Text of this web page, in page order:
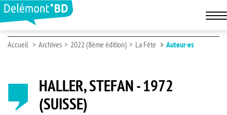
Accueil Archives 2022 (8ème édition) La Fête Auteur·es
HALLER, STEFAN - 1972
(SUISSE)